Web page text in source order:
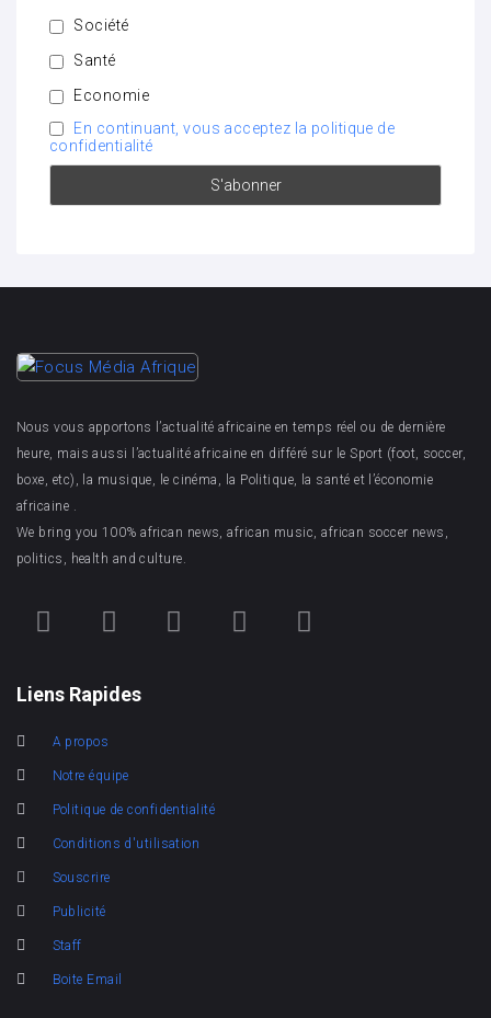
Société
Santé
Economie
En continuant, vous acceptez la politique de
confidentialité
Nous vous apportons l’actualité africaine en temps réel ou de dernière
heure, mais aussi l’actualité africaine en différé sur le Sport (foot, soccer,
boxe, etc), la musique, le cinéma, la Politique, la santé et l’économie
africaine .
We bring you 100% african news, african music, african soccer news,
politics, health and culture.
Liens Rapides
A propos
Notre équipe
Politique de confidentialité
Conditions d'utilisation
Souscrire
Publicité
Staff
Boite Email